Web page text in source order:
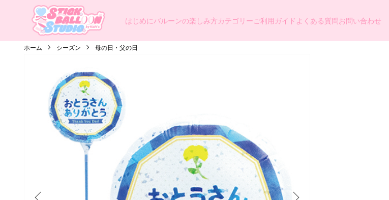
はじめにバルーンの楽しみ方カテゴリー ご利用ガイド よくある質問お問い合わせ
ホーム シーズン 母の日・父の日